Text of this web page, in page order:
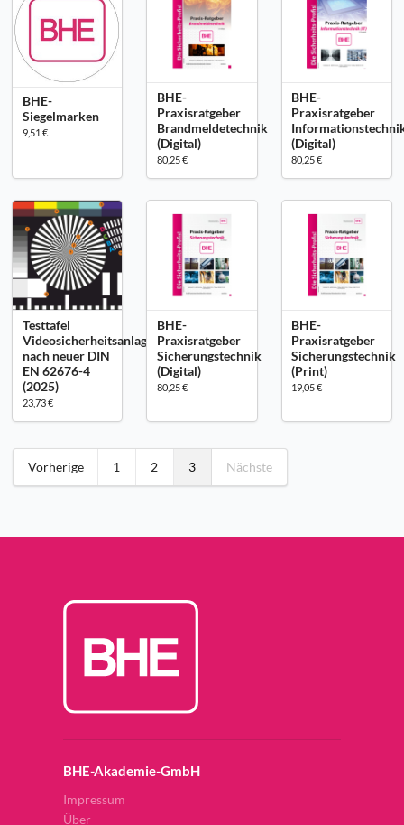
BHE-
Siegelmarken
9,51 €
BHE-
Praxisratgeber
Brandmeldetechnik
(Digital)
80,25 €
BHE-
Praxisratgeber
(Digital)
80,25 €
Testtafel
Videosicherheitsanlagen
nach neuer DIN
EN 62676-4
(2025)
23,73 €
BHE-
Praxisratgeber
Sicherungstechnik
(Digital)
80,25 €
BHE-
Praxisratgeber
Sicherungstechnik
(Print)
19,05 €
Vorherige 1 2 3 Nächste
BHE-Akademie-GmbH
Impressum
Über